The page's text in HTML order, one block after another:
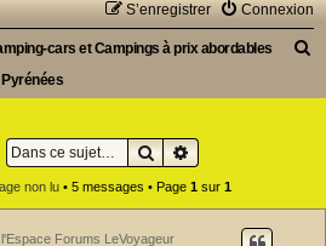
Connexion
S’enregistrer
cars et Campings à prix abordables
Pyrénées
r
RechercherRecherche
non lu• 5 messages • Page 1sur 1
Forums LeVoyageur